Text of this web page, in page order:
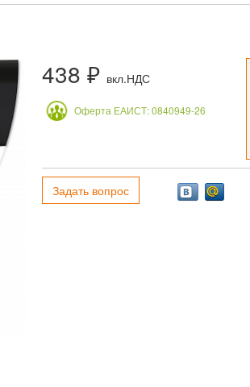
438 ₽ вкл.НДС
Оферта ЕАИСТ: 0840949-26
Задать вопрос